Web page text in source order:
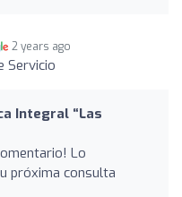
2 years ago
Servicio
Integral “Las
Lo
próxima consulta